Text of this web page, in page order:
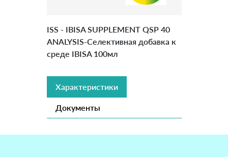
ISS - IBISA SUPPLEMENT QSP 40
ANALYSIS-Селективная добавка к
среде IBISA 100мл
Характеристики
Документы